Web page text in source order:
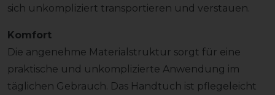
sich unkompliziert transportieren und verstauen.
Komfort
Die angenehme Materialstruktur sorgt für eine
praktische und unkomplizierte Anwendung im
täglichen Gebrauch. Das Handtuch ist pflegeleicht